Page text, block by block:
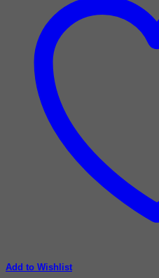
Add to Wishlist